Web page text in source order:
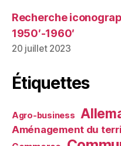
Recherche
1950′-1960′
20 juillet 2023
Étiquettes
Agro-business
Aménagement du